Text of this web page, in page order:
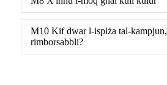
M10 Kif dwar l-ispiża tal-
rimborsabbli?